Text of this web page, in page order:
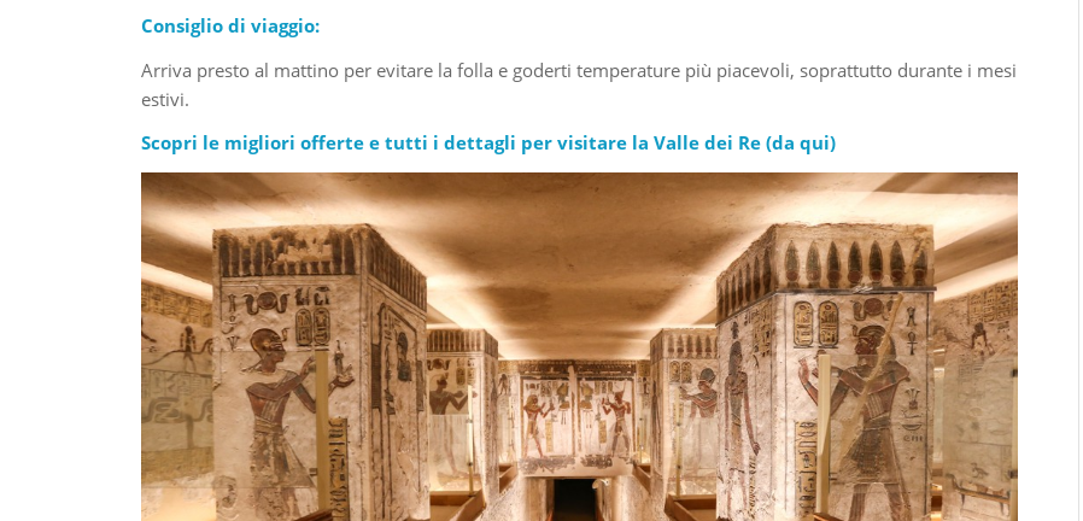
Consiglio di viaggio:
Arriva presto al mattino per evitare la folla e goderti temperature più piacevoli, soprattutto durante i mesi
estivi.
Scopri le migliori offerte e tutti i dettagli per visitare la Valle dei Re (da qui)